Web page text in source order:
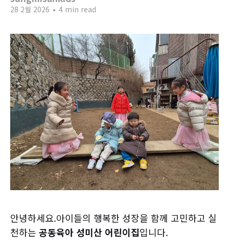
28 2월 2026 • 4 min read
안녕하세요.아이들의 행복한 성장을 함께 고민하고 실
천하는 공동육아 성미산 어린이집입니다.